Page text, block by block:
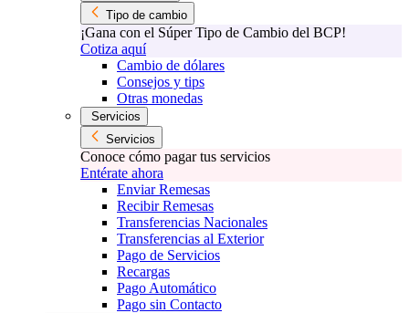
Tipo de cambio
¡Gana con el Súper Tipo de Cambio del BCP!
Cotiza aquí
Cambio de dólares
Consejos y tips
Otras monedas
Servicios
Servicios
Conoce cómo pagar tus servicios
Entérate ahora
Enviar Remesas
Recibir Remesas
Transferencias Nacionales
Transferencias al Exterior
Pago de Servicios
Recargas
Pago Automático
Pago sin Contacto